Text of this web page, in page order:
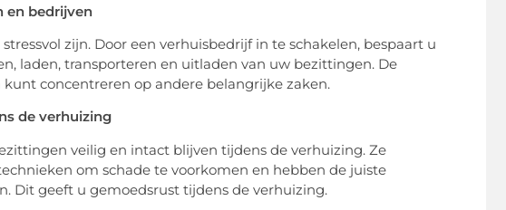
en bedrijven
zijn. Door een verhuisbedrijf in te schakelen, bespaart u
laden, transporteren en uitladen van uw bezittingen. De
concentreren op andere belangrijke zaken.
de verhuizing
veilig en intact blijven tijdens de verhuizing. Ze
om schade te voorkomen en hebben de juiste
Dit geeft u gemoedsrust tijdens de verhuizing.